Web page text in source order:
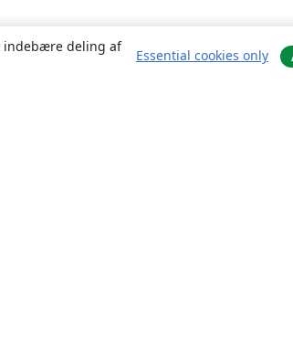
indebære deling af
Essential cookies only